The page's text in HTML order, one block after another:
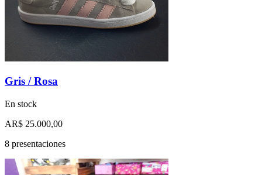
Gris / Rosa
En stock
AR$ 25.000,00
8 presentaciones